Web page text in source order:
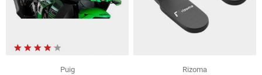
Puig
Rizoma